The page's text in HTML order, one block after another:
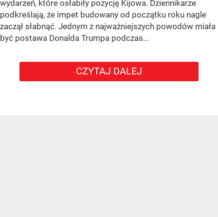
wydarzeń, które osłabiły pozycję Kijowa. Dziennikarze
podkreślają, że impet budowany od początku roku nagle
zaczął słabnąć. Jednym z najważniejszych powodów miała
być postawa Donalda Trumpa podczas...
CZYTAJ DALEJ